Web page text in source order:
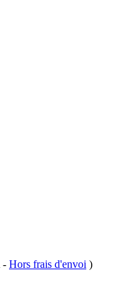
- Hors frais d'envoi )